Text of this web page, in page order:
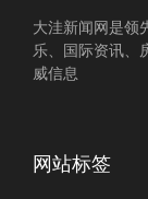
大洼新闻网是领
乐、国际资讯、
威信息
网站标签